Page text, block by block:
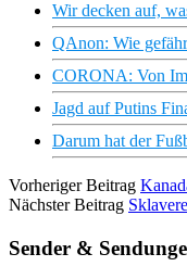
Wir decken auf,
QAnon: Wie
CORONA: Von
Jagd auf Putins
Darum hat der
Vorheriger Beitrag
Nächster Beitrag
Sender &